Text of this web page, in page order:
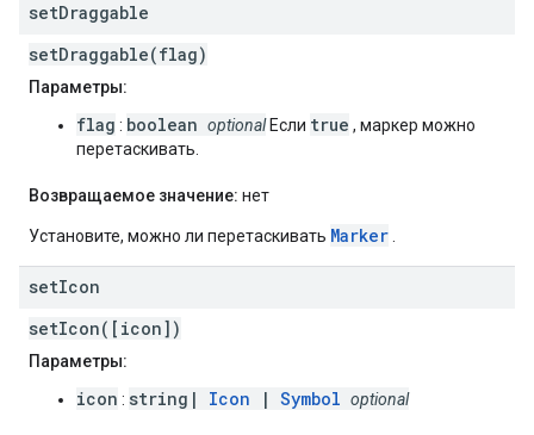
setDraggable
setDraggable(flag)
Параметры:
flag : boolean optionalЕсли true , маркер можно
перетаскивать.
Возвращаемое значение: нет
Установите, можно ли перетаскивать Marker
setIcon
setIcon([icon])
Параметры:
icon : string| Icon | Symbol optional